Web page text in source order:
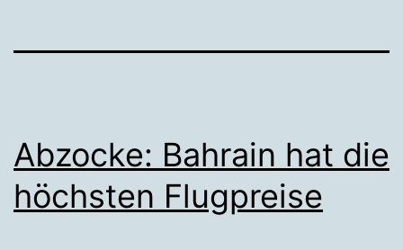
Abzocke: Bahrain hat die
höchsten Flugpreise